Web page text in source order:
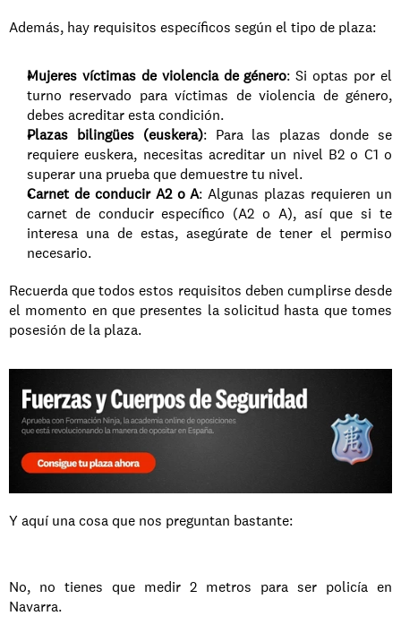
Además, hay requisitos específicos según el tipo de plaza:
Mujeres víctimas de violencia de género: Si optas por el
turno reservado para víctimas de violencia de género,
debes acreditar esta condición.
Plazas bilingües (euskera): Para las plazas donde se
requiere euskera, necesitas acreditar un nivel B2 o C1 o
superar una prueba que demuestre tu nivel.
Carnet de conducir A2 o A: Algunas plazas requieren un
carnet de conducir específico (A2 o A), así que si te
interesa una de estas, asegúrate de tener el permiso
necesario.
Recuerda que todos estos requisitos deben cumplirse desde
el momento en que presentes la solicitud hasta que tomes
posesión de la plaza.
Y aquí una cosa que nos preguntan bastante:
No, no tienes que medir 2 metros para ser policía en
Navarra.